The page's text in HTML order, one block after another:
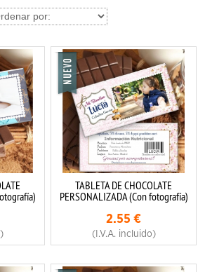
TABLETA DE CHOCOLATE
PERSONALIZADA (Con fotografía)
2.55 €
(I.V.A. incluido)